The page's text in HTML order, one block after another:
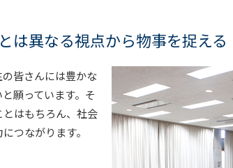
は異なる視点から物事を捉える
皆さんには豊かな
願っています。そ
はもちろん、社会
つながります。